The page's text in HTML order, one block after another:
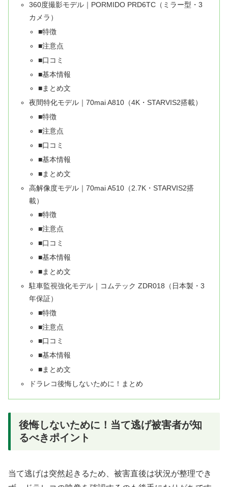
360度撮影モデル｜PORMIDO PRD6TC（ミラー型・3
カメラ）
■特徴
■注意点
■口コミ
■基本情報
■まとめ文
夜間特化モデル｜70mai A810（4K・STARVIS2搭載）
■特徴
■注意点
■口コミ
■基本情報
■まとめ文
高解像度モデル｜70mai A510（2.7K・STARVIS2搭
載）
■特徴
■注意点
■口コミ
■基本情報
■まとめ文
駐車監視強化モデル｜コムテック ZDR018（日本製・3
年保証）
■特徴
■注意点
■口コミ
■基本情報
■まとめ文
ドラレコ後悔しないために！まとめ
後悔しないために！当て逃げ被害者が知
るべきポイント
当て逃げは突然起きるため、被害直後は状況が整理でき